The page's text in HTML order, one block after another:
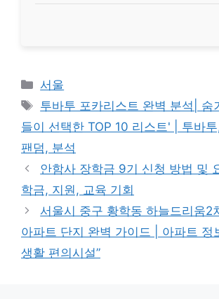
Categories
서울
Tags
투바투 포카리스트 완벽 분석| 숨
들이 선택한 TOP 10 리스트' | 투바
팬덤, 분석
안함사 장학금 9기 신청 방법 및
학금, 지원, 교육 기회
서울시 중구 황학동 하늘드리움2
아파트 단지 완벽 가이드 | 아파트 정
생활 편의시설”